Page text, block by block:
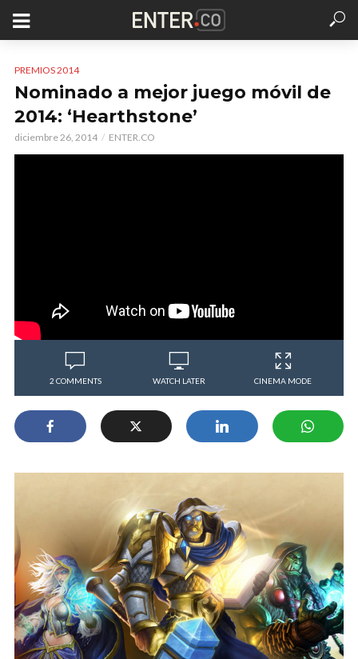
PREMIOS 2014
Nominado a mejor juego móvil de
2014: ‘Hearthstone’
diciembre 26, 2014 ENTER.CO
2 COMMENTS WATCH LATER CINEMA MODE